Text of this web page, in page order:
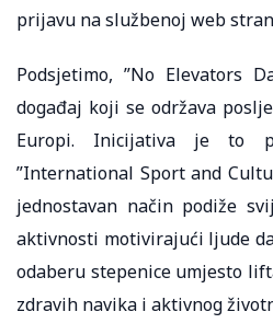
prijavu na službenoj web
Podsjetimo, ”No Elevators
događaj koji se održava
Europi. Inicijativa je to
”International Sport and
jednostavan način podiže
aktivnosti motivirajući ljude
odaberu stepenice umjesto
zdravih navika i aktivnog